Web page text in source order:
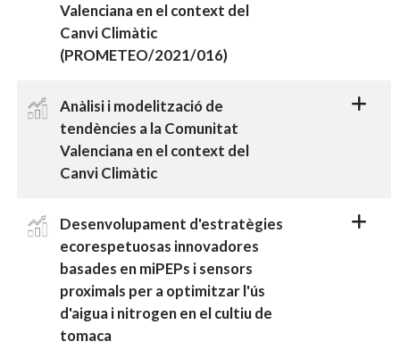
Valenciana en el context del
Canvi Climàtic
(PROMETEO/2021/016)
Anàlisi i modelització de
tendències a la Comunitat
Valenciana en el context del
Canvi Climàtic
Desenvolupament d'estratègies
ecorespetuosas innovadores
basades en miPEPs i sensors
proximals per a optimitzar l'ús
d'aigua i nitrogen en el cultiu de
tomaca